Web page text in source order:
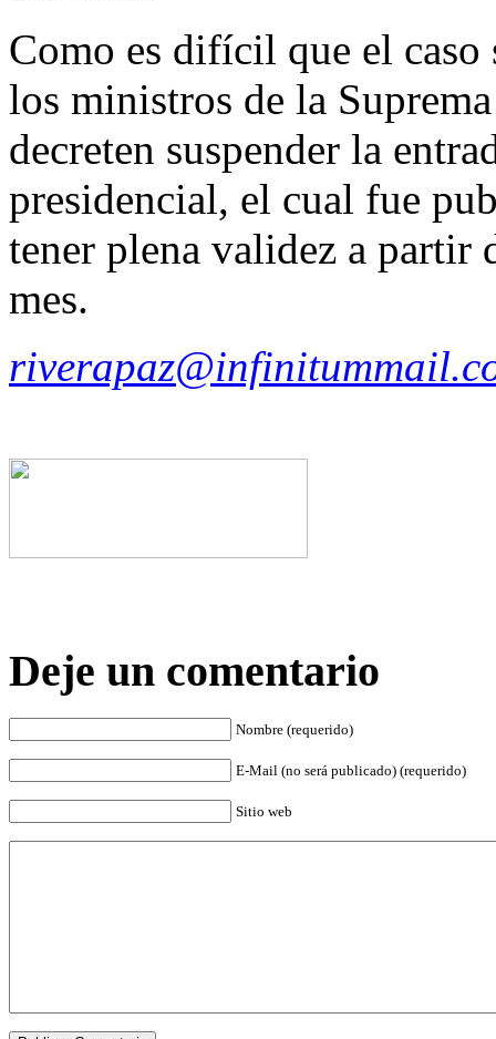
Como es difícil que el caso
los ministros de la
decreten suspender la
presidencial, el cual fue
tener plena validez a partir
mes.
Deje un comentario
Nombre (requerido)
E-Mail (no será publicado) (requerido)
Sitio web